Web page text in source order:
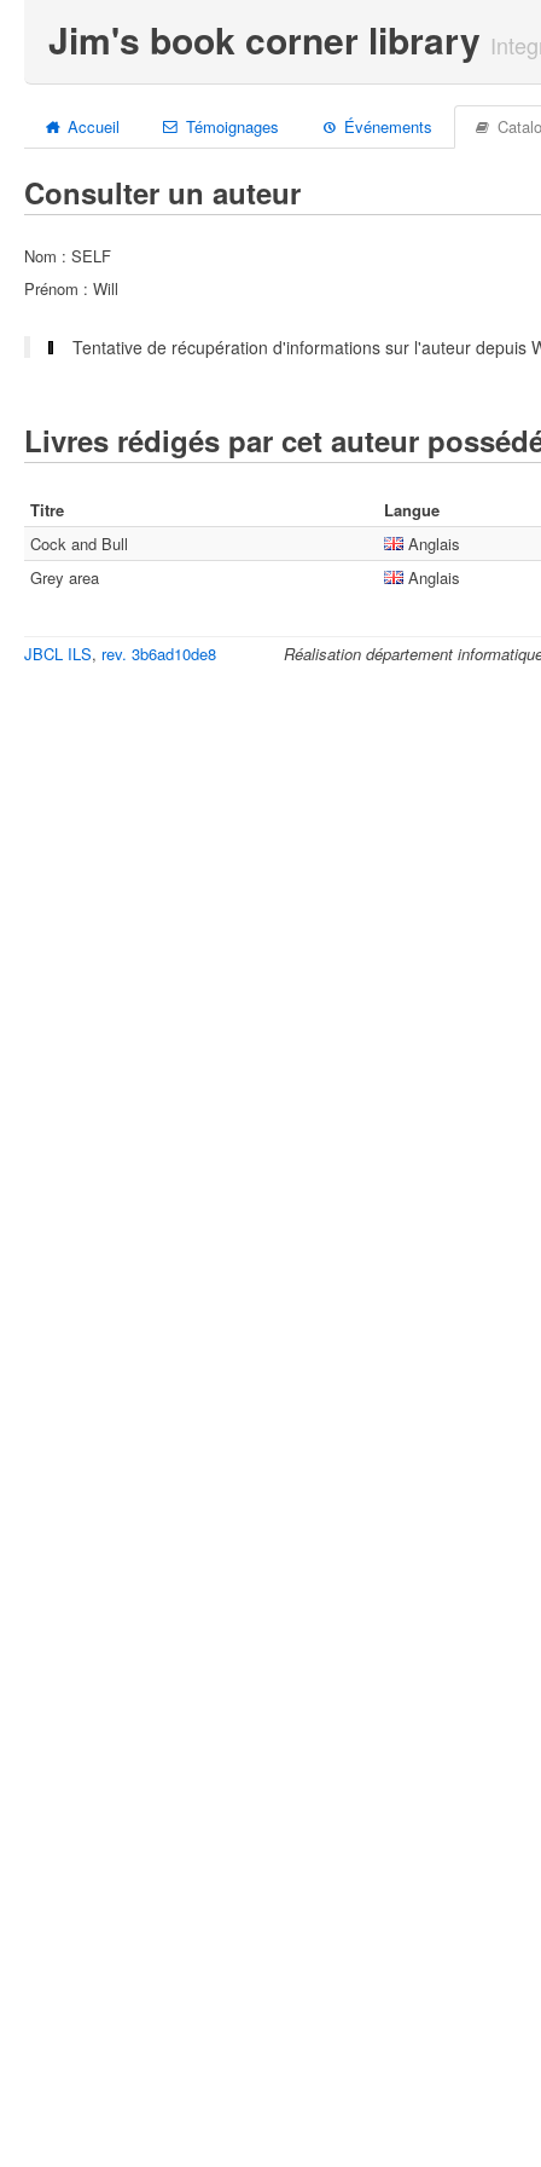
Jim's book corner library
Accueil Témoignages Événements
Consulter un auteur
Nom : SELF
Prénom : Will
Tentative de récupération d'informations sur l'auteur depuis
Livres rédigés par cet auteur
Titre
Langue
Cock and Bull
Anglais
Grey area
Anglais
JBCL ILS, rev. 3b6ad10de8 Réalisation département